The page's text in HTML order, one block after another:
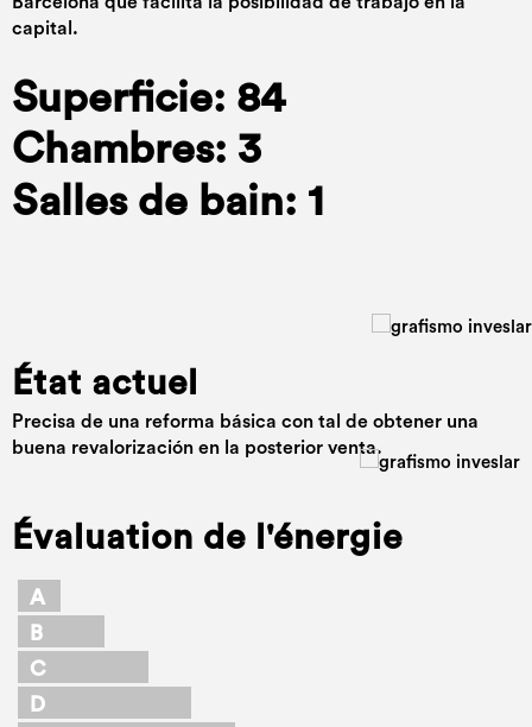
capital.
Superficie: 84
Chambres: 3
Salles de bain: 1
État actuel
Precisa de una reforma básica con tal de obtener una
buena revalorización en la posterior venta.
Évaluation de l'énergie
A
B
C
D